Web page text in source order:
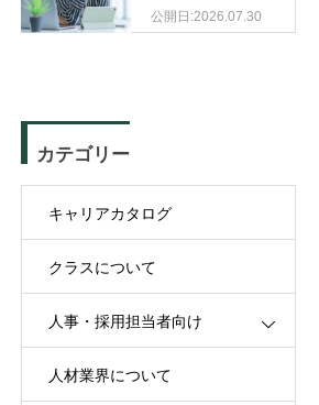
種と選び方2026.07.30
カテゴリー
キャリアカタログ
クラスについて
人事・採用担当者向け
人材業界について